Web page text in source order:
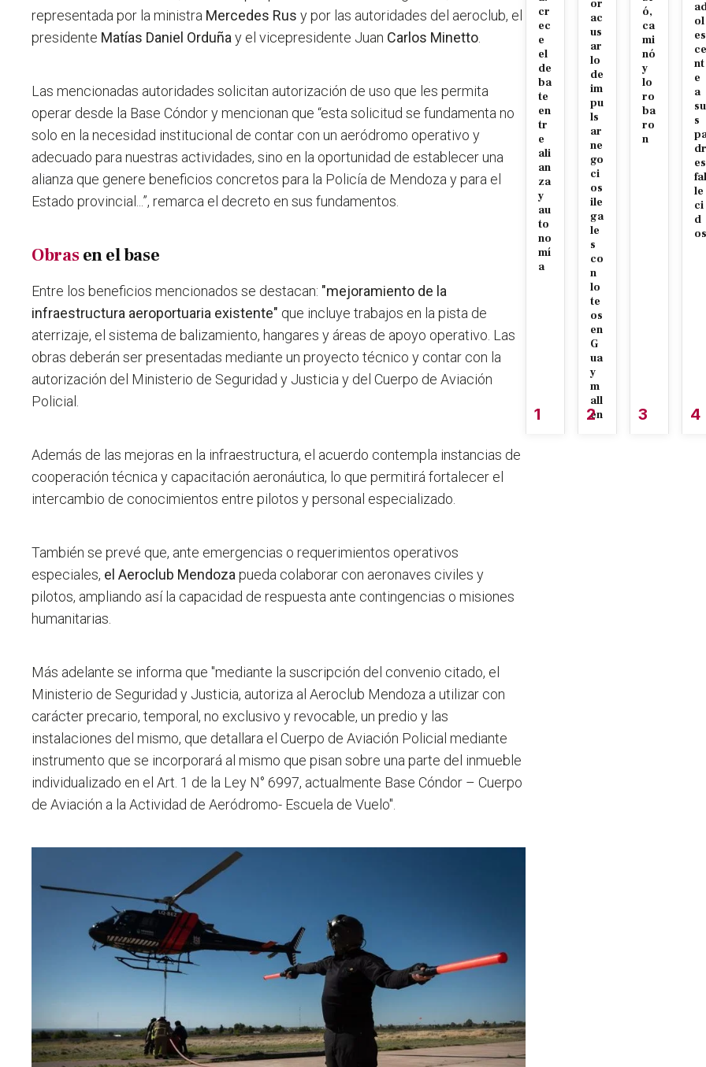
representada por la ministra Mercedes Rus y por las autoridades del aeroclub, el
presidente Matías Daniel Orduña y el vicepresidente Juan Carlos Minetto
Las mencionadas autoridades solicitan autorización de uso que les permita
operar desde la Base Cóndor y mencionan que “esta solicitud se fundamenta no
solo en la necesidad institucional de contar con un aeródromo operativo y
adecuado para nuestras actividades, sino en la oportunidad de establecer una
alianza que genere beneficios concretos para la Policía de Mendoza y para el
Estado provincial...”, remarca el decreto en sus fundamentos.
Obrasen el base
Entre los beneficios mencionados se destacan: "mejoramiento de la
infraestructura aeroportuaria existente" que incluye trabajos en la pista de
aterrizaje, el sistema de balizamiento, hangares y áreas de apoyo operativo. Las
obras deberán ser presentadas mediante un proyecto técnico y contar con la
autorización del Ministerio de Seguridad y Justicia y del Cuerpo de Aviación
Policial.
Además de las mejoras en la infraestructura, el acuerdo contempla instancias de
cooperación técnica y capacitación aeronáutica, lo que permitirá fortalecer el
intercambio de conocimientos entre pilotos y personal especializado.
También se prevé que, ante emergencias o requerimientos operativos
especiales, el Aeroclub Mendoza pueda colaborar con aeronaves civiles y
pilotos, ampliando así la capacidad de respuesta ante contingencias o misiones
humanitarias.
Más adelante se informa que "mediante la suscripción del convenio citado, el
Ministerio de Seguridad y Justicia, autoriza al Aeroclub Mendoza a utilizar con
carácter precario, temporal, no exclusivo y revocable, un predio y las
instalaciones del mismo, que detallara el Cuerpo de Aviación Policial mediante
instrumento que se incorporará al mismo que pisan sobre una parte del inmueble
individualizado en el Art. 1 de la Ley N° 6997, actualmente Base Cóndor – Cuerpo
de Aviación a la Actividad de Aeródromo- Escuela de Vuelo".
cr
ec
e
el
de
ba
te
en
tr
e
ali
an
za
y
au
to
no
mí
a
1
or
ac
us
ar
lo
de
im
pu
ls
ar
ne
go
ci
os
ile
ga
le
s
co
n
lo
te
os
en
G
ua
y
m
all
én
2
ó,
ca
mi
nó
y
lo
ro
ba
ro
n
3
ol
es
ce
nt
e
a
su
s
dr
es
fal
le
ci
d
os
4